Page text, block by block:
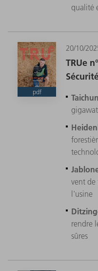
qualité
pdf
20/10/
TRUe
vent de
l'usine
rendre
sûres